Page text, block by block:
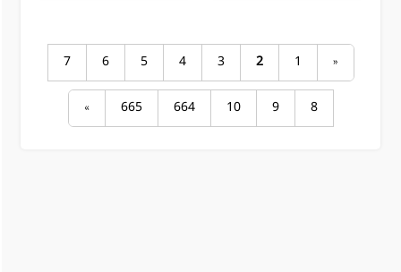
«
1
2
3
4
5
6
7
8
9
10
664
665
»